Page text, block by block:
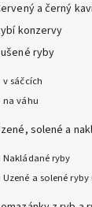
a černý
konzervy
ryby
v sáčcích
na váhu
solené a
Nakládané ryby
Uzené a solené